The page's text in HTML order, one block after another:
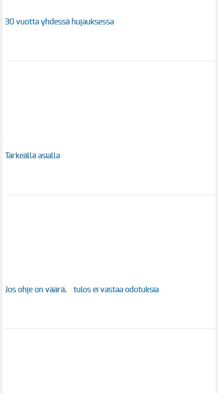
30 vuotta yhdessä hujauksessa
Tärkeällä asialla
Jos ohje on väärä, tulos ei vastaa odotuksia